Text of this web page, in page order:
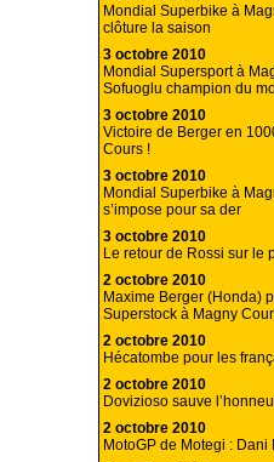
Mondial Superbike à
clôture la saison
3 octobre 2010
Mondial Supersport à
Sofuoglu champion du
3 octobre 2010
Victoire de Berger en
Cours !
3 octobre 2010
Mondial Superbike à
s’impose pour sa der
3 octobre 2010
Le retour de Rossi sur le
2 octobre 2010
Maxime Berger (Honda)
Superstock à Magny
2 octobre 2010
Hécatombe pour les
2 octobre 2010
Dovizioso sauve
2 octobre 2010
MotoGP de Motegi :